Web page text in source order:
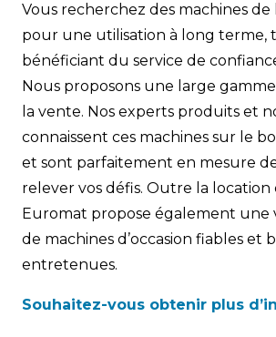
Vous recherchez des machines
pour une utilisation à long terme,
bénéficiant du service de
Nous proposons une large
la vente. Nos experts produits et
connaissent ces machines sur le
et sont parfaitement en mesure
relever vos défis. Outre la location
Euromat propose également une
de machines d’occasion fiables et
entretenues.
Souhaitez-vous obtenir plus